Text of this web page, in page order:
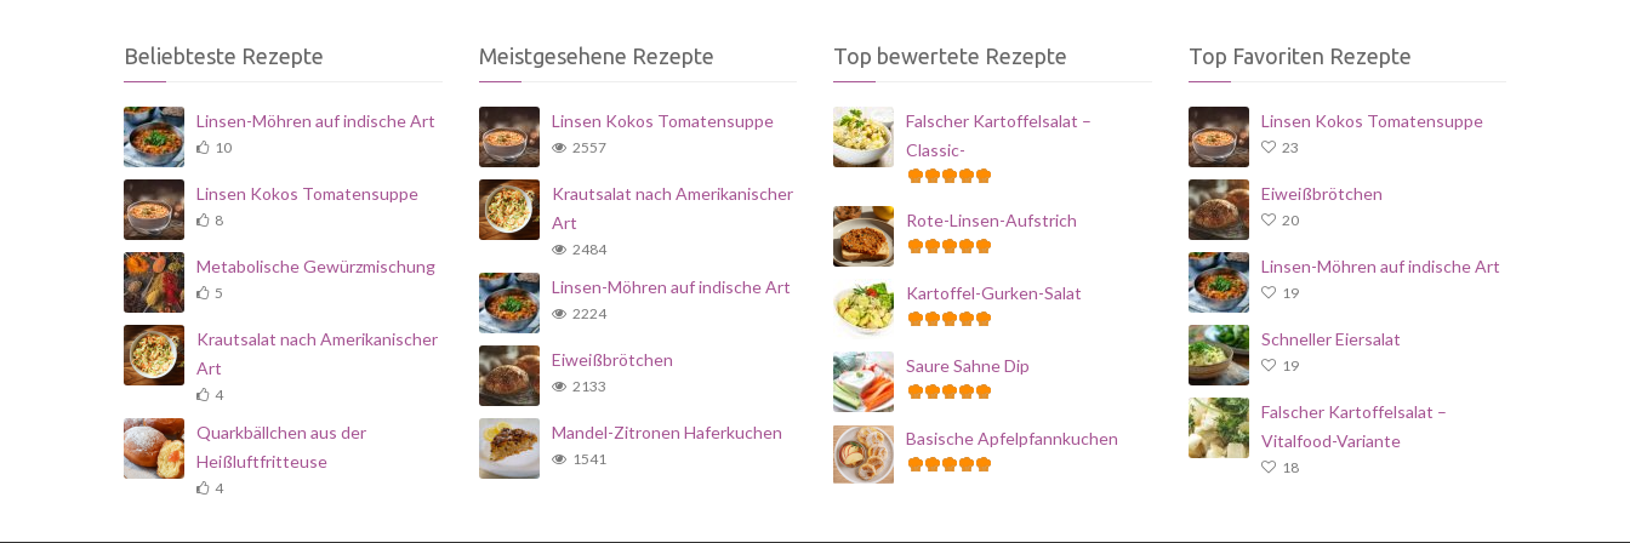
Beliebteste Rezepte
Linsen-Möhren auf indische Art
10
Linsen Kokos Tomatensuppe
8
Metabolische Gewürzmischung
5
Krautsalat nach Amerikanischer
Art
4
Quarkbällchen aus der
Heißluftfritteuse
4
Meistgesehene Rezepte
Linsen Kokos Tomatensuppe
2557
Krautsalat nach Amerikanischer
Art
2484
Linsen-Möhren auf indische Art
2224
Eiweißbrötchen
2133
Mandel-Zitronen Haferkuchen
1541
Top bewertete Rezepte
Falscher Kartoffelsalat –
Classic-
Rote-Linsen-Aufstrich
Kartoffel-Gurken-Salat
Saure Sahne Dip
Basische Apfelpfannkuchen
Top Favoriten Rezepte
Linsen Kokos Tomatensuppe
23
Eiweißbrötchen
20
Linsen-Möhren auf indische Art
19
Schneller Eiersalat
19
Falscher Kartoffelsalat –
Vitalfood-Variante
18